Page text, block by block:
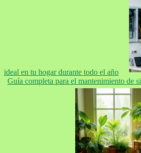
ideal en tu hogar durante todo el año
Guía completa para el mantenimiento de